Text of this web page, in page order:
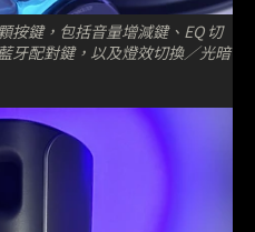
按鍵，包括音量增減鍵、EQ 切
牙配對鍵，以及燈效切換／光暗